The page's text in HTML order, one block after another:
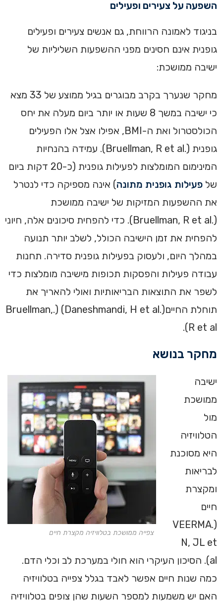
השפעה על צעירים ופעילים‏
‏בניגוד לאמונה הרווחת, גם אנשים צעירים ופעילים
גופנית אינם חסינים מפני ההשפעות השליליות של
ישיבה ממושכת:‏
‏מחקר שנערך בקרב מבוגרים בגיל ממוצע של 33 מצא
כי ישיבה במשך 8 שעות או יותר ביום מעלה את יחס
הכולסטרול ואת ה-BMI, אפילו אצל אלו הפעילים
גופנית (.Bruellman, R et al). ‏עמידה בהנחיות
המינימום המומלצות לפעילות גופנית (כ-20 דקות ביום
של פעילות גופנית מתונה) אינה מספיקה כדי לנטרל
את ההשפעות המזיקות של ישיבה ממושכת
(.Bruellman, R et al).‏ ‏כדי להפחית סיכונים אלה, חיוני
להפחית את זמן הישיבה הכולל, לשלב יותר תנועה
במהלך היום, ולעסוק בפעילות גופנית סדירה. תחנות
עבודה פעילות והפסקות תכופות מישיבה מומלצות כדי
לשפר את התוצאות הבריאותיות ואולי להאריך את
תוחלת החיים(.Daneshmandi, H et al) (.Bruellman,
R et al).‏
מחקר בנושא
צפייה ממושכת בטלוויזיה מקצרת חיים
ישיבה
ממושכת
מול
הטלוויזיה
היא מסוכנת
לבריאות
ומקצרת
חיים
(.VEERMA
N, JL et
al). הסיכון העיקרי הוא חולי במערכת לב וכלי הדם.
כמה שנות חיים אפשר לאבד בגלל צפייה בטלוויזיה
האם יש משמעות למספר השעות שהן צופים בטלוויזיה